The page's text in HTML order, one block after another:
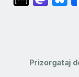
Prizorgataj